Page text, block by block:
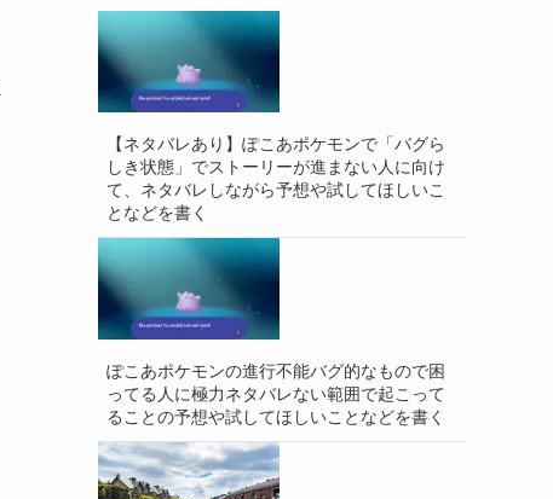
【ネタバレあり】ぽこあポケモンで「バグら
しき状態」でストーリーが進まない人に向け
て、ネタバレしながら予想や試してほしいこ
となどを書く
ぽこあポケモンの進行不能バグ的なもので困
ってる人に極力ネタバレない範囲で起こって
ることの予想や試してほしいことなどを書く